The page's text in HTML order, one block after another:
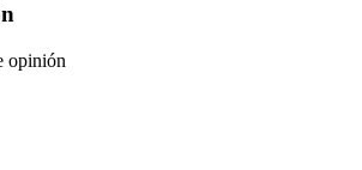
opinión